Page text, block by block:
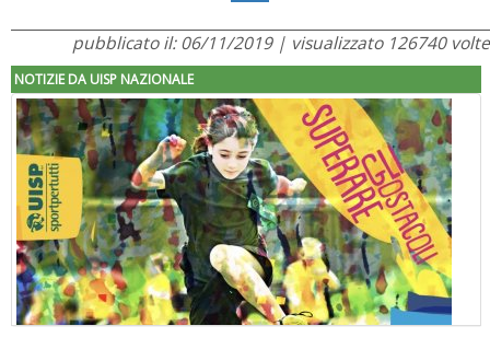
pubblicato il: 06/11/2019 | visualizzato 126740 volte
NOTIZIE DA UISP NAZIONALE